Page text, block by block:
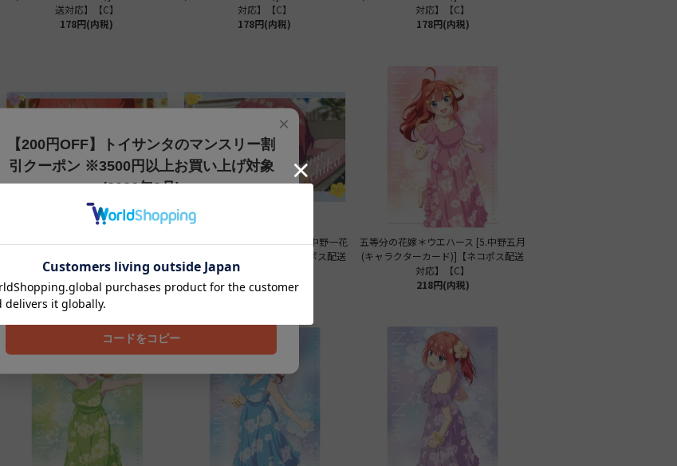
送対応】【C】
178円(内税)
対応】【C】
178円(内税)
対応】【C】
178円(内税)
五等分の花嫁＊ウエハース [7.中野二乃
対応】【C】
178円(内税)
五等分の花嫁＊ウエハース [6.中野一花
(キャラクターカード)]【ネコポス配送
対応】【C】
178円(内税)
五等分の花嫁＊ウエハース [5.中野五月
(キャラクターカード)]【ネコポス配送
対応】【C】
218円(内税)
×
【200円OFF】トイサンタのマンスリー割
引クーポン ※3500円以上お買い上げ対象
(2026年8月)
【200円OFFクーポン】3500円以上お買上げでご利用可能
です!! 8月1日～8月31日まで
202608
コードをコピー